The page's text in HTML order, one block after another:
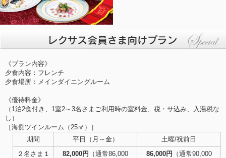
《プラン内容》
夕食内容：フレンチ
夕食場所：メインダイニングルーム
《優待料金》
（1泊2食付き、1室2～3名さまご利用時の室料金、税・サ込み、入湯税な
し）
［海側ツインルーム（25㎡）］
期間
平日（月～金）
土曜/祝前日
２名さま１
82,000円
（通常86,000
86,000円 （通常90,000